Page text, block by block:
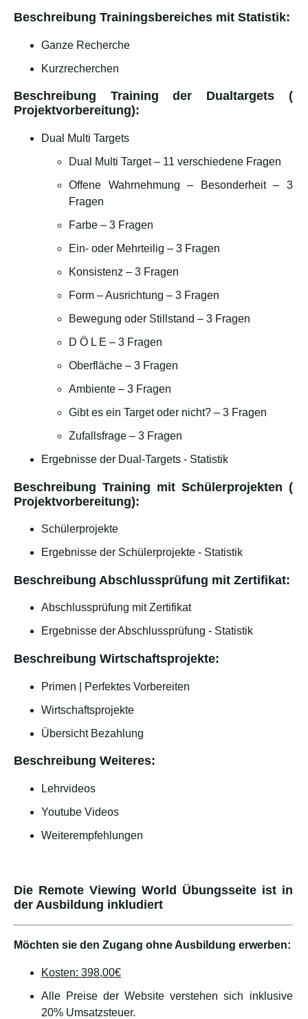
Beschreibung Trainingsbereiches mit Statistik:
Ganze Recherche
Kurzrecherchen
Beschreibung Training der Dualtargets (
Projektvorbereitung):
Dual Multi Targets
Dual Multi Target – 11 verschiedene Fragen
Offene Wahrnehmung – Besonderheit – 3
Fragen
Farbe – 3 Fragen
Ein- oder Mehrteilig – 3 Fragen
Konsistenz – 3 Fragen
Form – Ausrichtung – 3 Fragen
Bewegung oder Stillstand – 3 Fragen
D Ö L E – 3 Fragen
Oberfläche – 3 Fragen
Ambiente – 3 Fragen
Gibt es ein Target oder nicht? – 3 Fragen
Zufallsfrage – 3 Fragen
Ergebnisse der Dual-Targets - Statistik
Beschreibung Training mit Schülerprojekten (
Projektvorbereitung):
Schülerprojekte
Ergebnisse der Schülerprojekte - Statistik
Beschreibung Abschlussprüfung mit Zertifikat:
Abschlussprüfung mit Zertifikat
Ergebnisse der Abschlussprüfung - Statistik
Beschreibung Wirtschaftsprojekte:
Primen | Perfektes Vorbereiten
Wirtschaftsprojekte
Übersicht Bezahlung
Beschreibung Weiteres:
Lehrvideos
Youtube Videos
Weiterempfehlungen
Die Remote Viewing World Übungsseite ist in
der Ausbildung inkludiert
Möchten sie den Zugang ohne Ausbildung erwerben:
Kosten: 398,00€
Alle Preise der Website verstehen sich inklusive
20% Umsatzsteuer.